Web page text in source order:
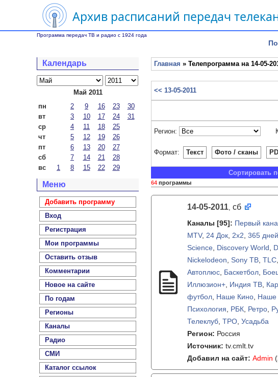
Архив расписаний передач
Программа передач ТВ и радио с 1924 года
Календарь
Май 2011
пн
2 9 16 23
30
вт
3 10 17 24
31
ср
4 11 18
25
чт
5 12 19
26
пт
6 13 20
27
сб
7 14 21
28
вс
1 8 15 22 29
Меню
Добавить программу
Вход
Регистрация
Мои программы
Оставить отзыв
Комментарии
Новое на сайте
По годам
Регионы
Каналы
Радио
СМИ
Каталог ссылок
Главная » Телепрограмма на 14-05-
<< 13-05-2011
Регион:
Формат: Текст Фото / сканы
Сортировать
64 программы
14-05-2011, сб
Каналы [95]: Первый
MTV, 24 Док 2х2 365 дней
Science Discovery World
Nickelodeon
Sony ТВ TLC
Автоплюс Баскетбол
Иллюзион+ Индия ТВ
футбол Наше Кино Наше
Психология
РБК Ретро
Телеклуб ТРО Усадьба
Регион: Россия
Источник: tv.cmlt.tv
Добавил на сайт: Admin